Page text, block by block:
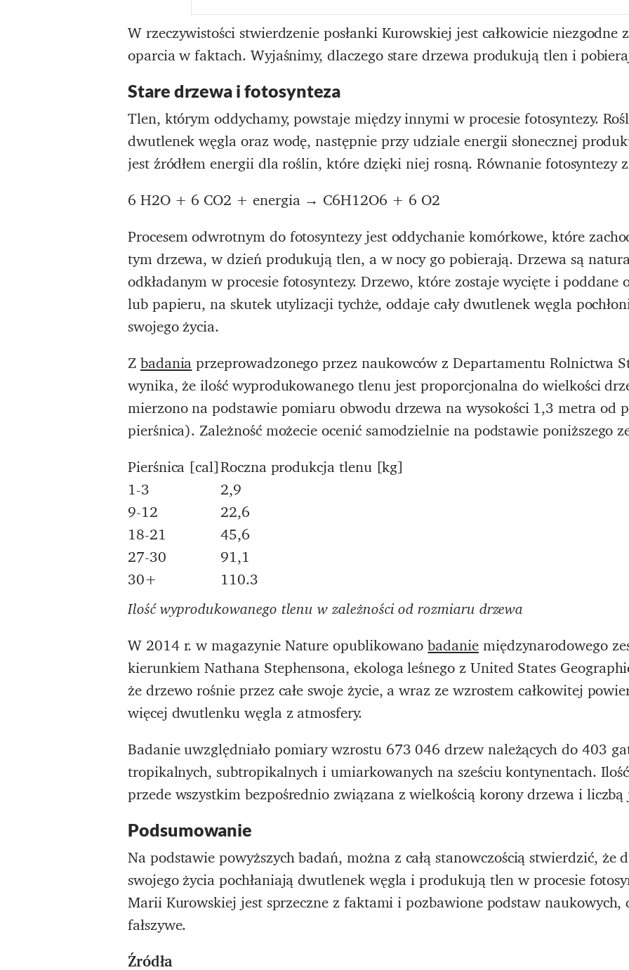
W rzeczywistości stwierdzenie posłanki Kurowskiej jest całkowicie
oparcia w faktach. Wyjaśnimy, dlaczego stare drzewa produkują tlen i
Stare drzewa i fotosynteza
Tlen, którym oddychamy, powstaje między innymi w procesie fotosyntezy.
dwutlenek węgla oraz wodę, następnie przy udziale energii słonecznej
jest źródłem energii dla roślin, które dzięki niej rosną. Równanie fotosyntezy
6 H2O + 6 CO2 + energia → C6H12O6 + 6 O2
Procesem odwrotnym do fotosyntezy jest oddychanie komórkowe, które
tym drzewa, w dzień produkują tlen, a w nocy go pobierają. Drzewa są
odkładanym w procesie fotosyntezy. Drzewo, które zostaje wycięte i
lub papieru, na skutek utylizacji tychże, oddaje cały dwutlenek węgla
swojego życia.
Zbadaniaprzeprowadzonego przez naukowców z Departamentu Rolnictwa
wynika, że ilość wyprodukowanego tlenu jest proporcjonalna do wielkości
mierzono na podstawie pomiaru obwodu drzewa na wysokości 1,3 metra od
pierśnica). Zależność możecie ocenić samodzielnie na podstawie poniższego
Pierśnica [cal]Roczna produkcja tlenu [kg]
1-3
2,9
9-12
22,6
18-21
45,6
27-30
91,1
30+
110.3
Ilość wyprodukowanego tlenu w zależności od rozmiaru drzewa
W 2014 r. w magazynie Nature opublikowanobadaniemiędzynarodowego
kierunkiem Nathana Stephensona, ekologa leśnego z United States
że drzewo rośnie przez całe swoje życie, a wraz ze wzrostem całkowitej
więcej dwutlenku węgla z atmosfery.
Badanie uwzględniało pomiary wzrostu 673 046 drzew należących do 403
tropikalnych, subtropikalnych i umiarkowanych na sześciu kontynentach.
przede wszystkim bezpośrednio związana z wielkością korony drzewa i
Podsumowanie
Na podstawie powyższych badań, można z całą stanowczością stwierdzić, że
swojego życia pochłaniają dwutlenek węgla i produkują tlen w procesie
Marii Kurowskiej jest sprzeczne z faktami i pozbawione podstaw naukowych,
fałszywe.
Źródła